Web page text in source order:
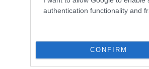
authentication functionality and
CONFIRM